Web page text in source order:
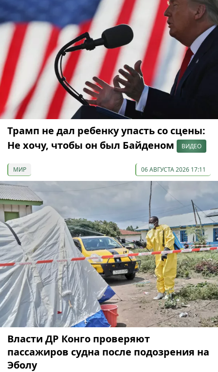
Трамп не дал ребенку упасть со сцены:
Не хочу, чтобы он был Байденом
ВИДЕО
МИР 06 АВГУСТА 2026 17:11
Власти ДР Конго проверяют
пассажиров судна после подозрения на
Эболу